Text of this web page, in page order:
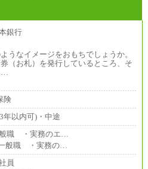
うなイメージをおもちでしょうか。
（お札）を発行しているところ、そ
…
険
年以内可)・中途
職 ・実務のエ…
一般職 ・実務の…
員